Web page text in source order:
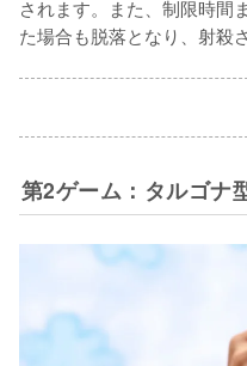
されます。また、制限時間
た場合も脱落となり、射殺
第2ゲーム：タルゴナ